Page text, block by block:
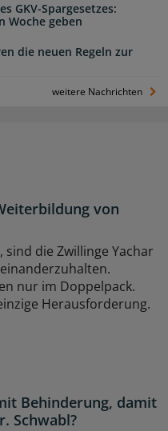
GKV-Spargesetzes:
Woche geben
die neuen Regeln zur
weitere Nachrichten
von
die Zwillinge Yachar
nur im Doppelpack.
Herausforderung.
Behinderung, damit
Schwabl?